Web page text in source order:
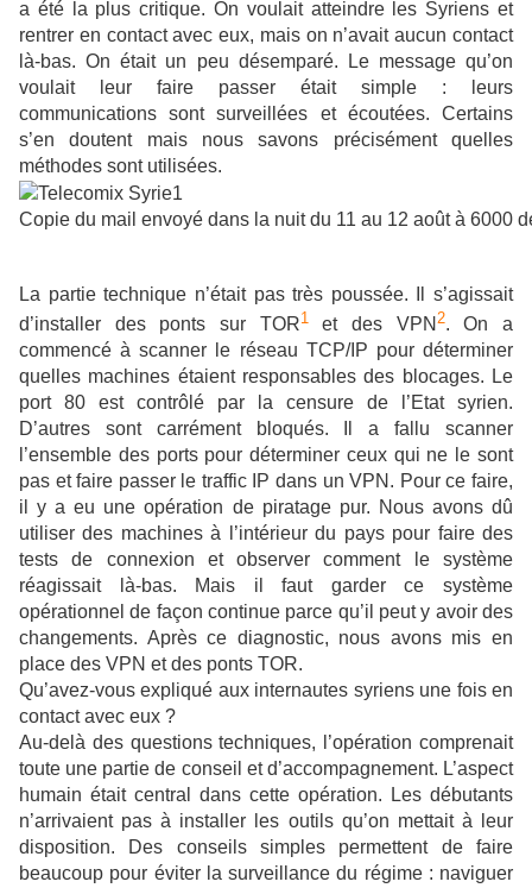
a été la plus critique. On voulait atteindre les Syriens et
rentrer en contact avec eux, mais on n’avait aucun contact
là-bas. On était un peu désemparé. Le message qu’on
voulait leur faire passer était simple : leurs
communications sont surveillées et écoutées. Certains
s’en doutent mais nous savons précisément quelles
méthodes sont utilisées.
Copie du mail envoyé dans la nuit du 11 au 12 août à 6000
La partie technique n’était pas très poussée. Il s’agissait
d’installer des ponts sur TOR1et des VPN 2. On a
commencé à scanner le réseau TCP/IP pour déterminer
quelles machines étaient responsables des blocages. Le
port 80 est contrôlé par la censure de l’Etat syrien.
D’autres sont carrément bloqués. Il a fallu scanner
l’ensemble des ports pour déterminer ceux qui ne le sont
pas et faire passer le traffic IP dans un VPN. Pour ce faire,
il y a eu une opération de piratage pur. Nous avons dû
utiliser des machines à l’intérieur du pays pour faire des
tests de connexion et observer comment le système
réagissait là-bas. Mais il faut garder ce système
opérationnel de façon continue parce qu’il peut y avoir des
changements. Après ce diagnostic, nous avons mis en
place des VPN et des ponts TOR.
Qu’avez-vous expliqué aux internautes syriens une fois en
contact avec eux ?
Au-delà des questions techniques, l’opération comprenait
toute une partie de conseil et d’accompagnement. L’aspect
humain était central dans cette opération. Les débutants
n’arrivaient pas à installer les outils qu’on mettait à leur
disposition. Des conseils simples permettent de faire
beaucoup pour éviter la surveillance du régime : naviguer